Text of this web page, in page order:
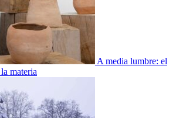
A media lumbre: el
materia